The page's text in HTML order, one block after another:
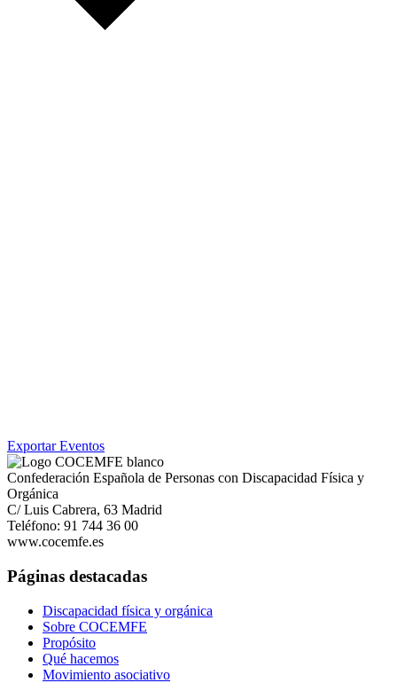
Exportar Eventos
Confederación Española de Personas con Discapacidad Física y
Orgánica
C/ Luis Cabrera, 63 Madrid
Teléfono: 91 744 36 00
www.cocemfe.es
Páginas destacadas
Discapacidad física y orgánica
Sobre COCEMFE
Propósito
Qué hacemos
Movimiento asociativo